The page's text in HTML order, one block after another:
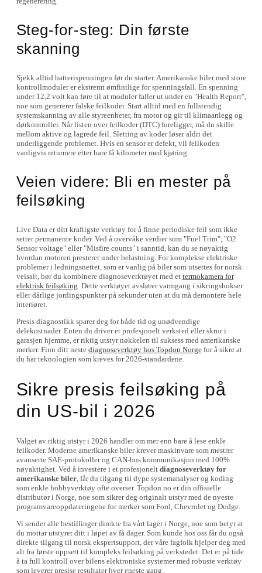
Steg-for-steg: Din første
skanning
Sjekk alltid batterispenningen før du starter. Amerikanske biler med store
kontrollmoduler er ekstremt ømfintlige for spenningsfall. En spenning
under 12,2 volt kan føre til at moduler faller ut under en "Health Report",
noe som genererer falske feilkoder. Start alltid med en fullstendig
systemskanning av alle styreenheter, fra motor og gir til klimaanlegg og
dørkontroller. Når listen over feilkoder (DTC) foreligger, må du skille
mellom aktive og lagrede feil. Sletting av koder løser aldri det
underliggende problemet. Hvis en sensor er defekt, vil feilkoden
vanligvis returnere etter bare få kilometer med kjøring.
Veien videre: Bli en mester på
feilsøking
Live Data er ditt kraftigste verktøy for å finne periodiske feil som ikke
setter permanente koder. Ved å overvåke verdier som "Fuel Trim", "O2
Sensor voltage" eller "Misfire counts" i sanntid, kan du se nøyaktig
hvordan motoren presterer under belastning. For komplekse elektriske
problemer i ledningsnettet, som er vanlig på biler som utsettes for norsk
veisalt, bør du kombinere diagnoseverktøyet med et termokamera for
elektrisk feilsøking . Dette verktøyet avslører varmgang i sikringsbokser
eller dårlige jordingspunkter på sekunder uten at du må demontere hele
interiøret.
Presis diagnostikk sparer deg for både tid og unødvendige
delekostnader. Enten du driver et profesjonelt verksted eller skrur i
garasjen hjemme, er riktig utstyr nøkkelen til suksess med amerikanske
merker. Finn ditt neste diagnoseverktøy hos Topdon Norgefor å sikre at
du har teknologien som kreves for 2026-standardene.
Sikre presis feilsøking på
din US-bil i 2026
Valget av riktig utstyr i 2026 handler om mer enn bare å lese enkle
feilkoder. Moderne amerikanske biler krever maskinvare som mestrer
avanserte SAE-protokoller og CAN-bus kommunikasjon med 100%
nøyaktighet. Ved å investere i et profesjonelt diagnoseverktøy for
amerikanske biler, får du tilgang til dype systemanalyser og koding
som enkle hobbyverktøy ofte overser. Topdon.no er din offisielle
distributør i Norge, noe som sikrer deg originalt utstyr med de nyeste
programvareoppdateringene for merker som Ford, Chevrolet og Dodge.
Vi sender alle bestillinger direkte fra vårt lager i Norge, noe som betyr at
du mottar utstyret ditt i løpet av få dager. Som kunde hos oss får du også
direkte tilgang til norsk ekspertsupport, der våre fagfolk hjelper deg med
alt fra første oppsett til kompleks feilsøking på verkstedet. Det er på tide
å ta full kontroll over bilens elektroniske systemer med robuste verktøy
som leverer presise resultater hver eneste gang.